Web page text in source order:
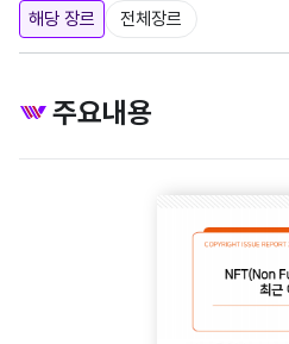
해당 장르
전체장르
주요내용